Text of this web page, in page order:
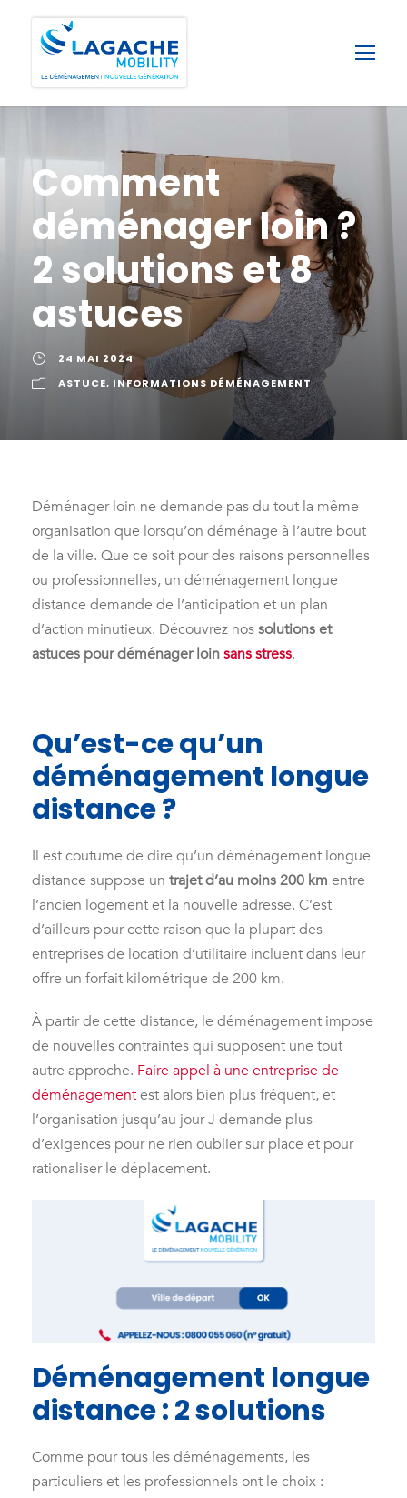
Comment
déménager loin ?
2 solutions et 8
astuces
24 MAI 2024
ASTUCE, INFORMATIONS DÉMÉNAGEMENT
Déménager loin ne demande pas du tout la même
organisation que lorsqu’on déménage à l’autre bout
de la ville. Que ce soit pour des raisons personnelles
ou professionnelles, un déménagement longue
distance demande de l’anticipation et un plan
d’action minutieux. Découvrez nossolutions et
astuces pour déménager loinsans stress.
Qu’est-ce qu’un
déménagement longue
distance ?
Il est coutume de dire qu’un déménagement longue
distance suppose un trajet d’au moins 200 km entre
l’ancien logement et la nouvelle adresse. C’est
d’ailleurs pour cette raison que la plupart des
entreprises de location d’utilitaire incluent dans leur
offre un forfait kilométrique de 200 km.
À partir de cette distance, le déménagement impose
de nouvelles contraintes qui supposent une tout
autre approche. Faire appel à une entreprise de
déménagementest alors bien plus fréquent, et
l’organisation jusqu’au jour J demande plus
d’exigences pour ne rien oublier sur place et pour
rationaliser le déplacement.
Déménagement longue
distance : 2 solutions
Comme pour tous les déménagements, les
particuliers et les professionnels ont le choix :